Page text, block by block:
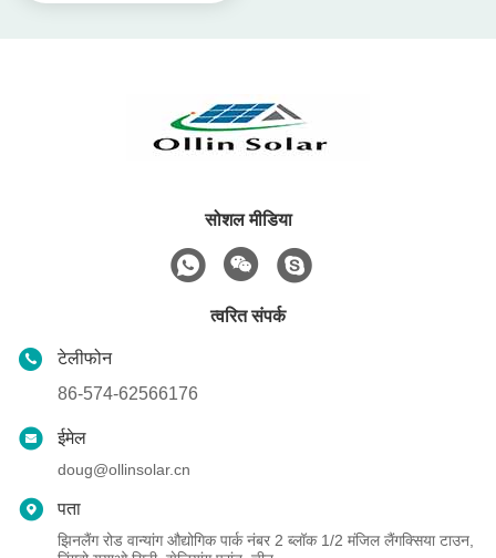
सोशल मीडिया
त्वरित संपर्क
टेलीफोन
86-574-62566176
ईमेल
doug@ollinsolar.cn
पता
झिनलैंग रोड वान्यांग औद्योगिक पार्क नंबर 2 ब्लॉक 1/2 मंजिल लैंगक्सिया टाउन,